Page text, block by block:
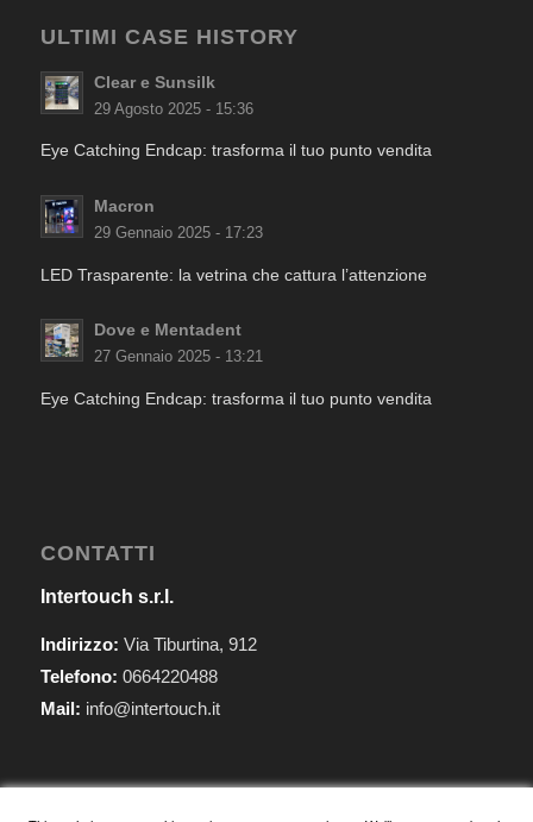
ULTIMI CASE HISTORY
Clear e Sunsilk
29 Agosto 2025 - 15:36
Eye Catching Endcap: trasforma il tuo punto vendita
Macron
29 Gennaio 2025 - 17:23
LED Trasparente: la vetrina che cattura l’attenzione
Dove e Mentadent
27 Gennaio 2025 - 13:21
Eye Catching Endcap: trasforma il tuo punto vendita
CONTATTI
Intertouch s.r.l.
Indirizzo: Via Tiburtina, 912
Telefono: 0664220488
Mail: info@intertouch.it